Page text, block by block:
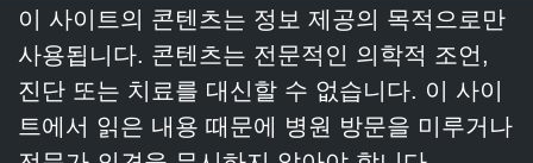
이 사이트의 콘텐츠는 정보 제공의 목적으로만
사용됩니다. 콘텐츠는 전문적인 의학적 조언,
진단 또는 치료를 대신할 수 없습니다. 이 사이
트에서 읽은 내용 때문에 병원 방문을 미루거나